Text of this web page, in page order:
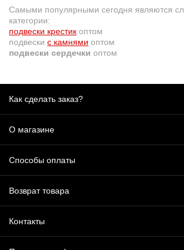
Самыми популярными сегодня являются
категории:
подвески крестик оптом
подвески с камнями оптом
подвески сердечки оптом
Как сделать заказ?
О магазине
Способы оплаты
Возврат товара
Контакты